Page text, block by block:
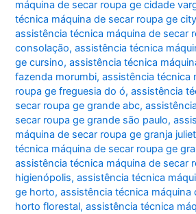
máquina de secar roupa ge cidade
técnica máquina de secar roupa ge
assistência técnica máquina de secar
consolação,assistência técnica
ge cursino,assistência técnica
fazenda morumbi,assistência técnica
roupa ge freguesia do ó,assistência
secar roupa ge grande abc,
secar roupa ge grande são paulo,
máquina de secar roupa ge granja
técnica máquina de secar roupa ge
assistência técnica máquina de secar
higienópolis,assistência técnica
ge horto,assistência técnica máquina
horto florestal,assistência técnica